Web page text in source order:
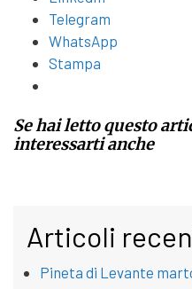
Telegram
WhatsApp
Stampa
Se hai letto questo
interessarti anche
Articoli
Pineta di Levante